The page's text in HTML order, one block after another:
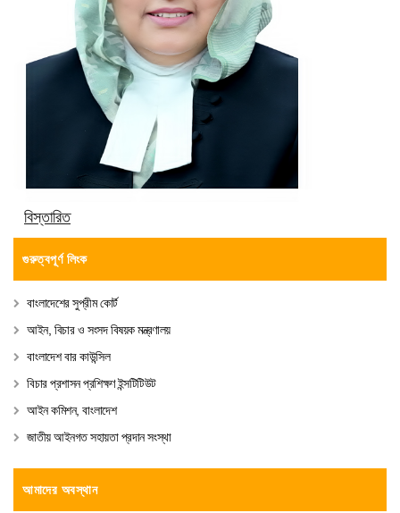
বিস্তারিত
গুরুত্বপূর্ণ লিংক
বাংলাদেশের সুপ্রীম কোর্ট
আইন, বিচার ও সংসদ বিষয়ক মন্ত্রণালয়
বাংলাদেশ বার কাউন্সিল
বিচার প্রশাসন প্রশিক্ষণ ইন্সটিটিউট
আইন কমিশন, বাংলাদেশ
জাতীয় আইনগত সহায়তা প্রদান সংস্থা
আমাদের অবস্থান